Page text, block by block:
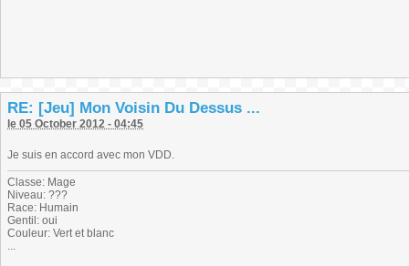
RE: [Jeu] Mon Voisin Du Dessus ...
le 05 October 2012 - 04:45
Je suis en accord avec mon VDD.
Classe: Mage
Niveau: ???
Race: Humain
Gentil: oui
Couleur: Vert et blanc
...